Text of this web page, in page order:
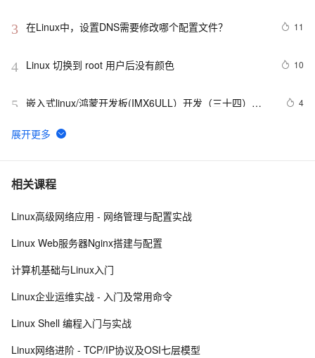
3 在Linux中，设置DNS需要修改哪个配置文件？ 11
4 Linux 切换到 root 用户后没有颜色 10
5 嵌入式linux/鸿蒙开发板(IMX6ULL）开发（三十四）
4
6 Linux系统中密码为空的用户
7 使用Mono管理Coyote Linux
8 linux DHCP
10 [Linux 存储管理] LVM结构
相关课程
Linux高级网络应用 - 网络管理与配置实战
Linux Web服务器Nginx搭建与配置
计算机基础与Linux入门
Linux企业运维实战 - 入门及常用命令
Linux Shell 编程入门与实战
Linux网络进阶 - TCP/IP协议及OSI七层模型